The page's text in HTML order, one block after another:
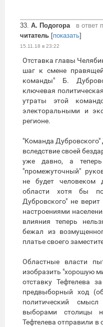
33. А. Подогора
в ответ
читатель [показать]
15.11.18 в 23:22
Отставка главы
шаг к смене
команды" Б.
ключевая
утраты этой
электоральными и
регионе.
"Команда Дубровского"
вследствие своей
уже давно, а
"промежуточный"
не будет человеком
области хотя бы
Дубровского" не
настроениями
влияния теперь
бежал из
платье своего
Областные власти
изобразить "хорошую
отставку Тефтелева
предвыборный ход
политический
выборами столицы
Тефтелева отправили